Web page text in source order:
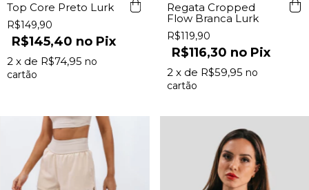
Top Core Preto Lurk
R$149,90
R$145,40 Pix
2 x de R$74,95
Regata Cropped
Flow Branca Lurk
R$119,90
R$116,30 Pix
2 x de R$59,95